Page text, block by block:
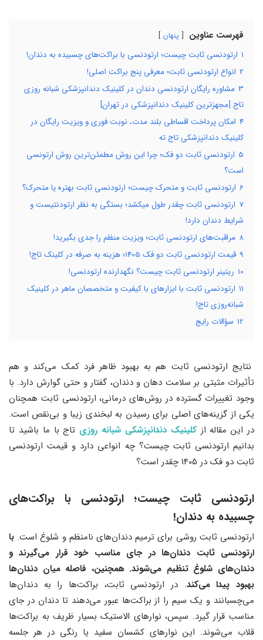
فهرست عناوین پنهان
1 ارتودنسی ثابت چیست؛ ارتودنسی با براکت‌های چسبیده به دندان!
2 انواع ارتودنسی ثابت؛ معرفی پنج براکت اصلی!
3 مشاوره رایگان ارتودنسی دندان در کلینیک دندانپزشکی شبانه روزی
تاج [مجهزترین کلینیک دندانپزشکی در تهران]
4 امکان پرداخت اقساطی بلند مدت، نوبت فوری و ویزیت رایگان در
کلینیک دندانپزشکی تاج ته
5 ارتودنسی ثابت دو فک؛ چرا این روش مطمئن‌ترین روش ارتونسی
است؟
6 ارتودنسی ثابت و متحرک چیست؛ ارتودنسی ثابت بهتره یا متحرک؟
7 ارتودنسی ثابت چقدر طول میکشد؛ بستگی به نظر ارتودنتیست و
شرایط دندان دارد!
8 مراقبت‌های ارتودنسی ثابت؛ ویزیت منظم را جدی بگیرید!
9 قیمت ارتودنسی ثابت دو فک 1405؛ هزینه به صرفه در کلینک تاج!
10 ریتینر ارتودنسی ثابت چیست؟ نگهدارنده ارتودنسی!
11 ارتودنسی ثابت با ابزارهای با کیفیت و متخصصان ماهر در کلینیک
شبانه‌روزی تاج!
12 سؤالات رایج
نتایج ارتودنسی ثابت هم به بهبود ظاهر فرد کمک می‌کند و هم
تأثیرات مثبتی بر سلامت دهان و دندان، گفتار و حتی گوارش دارد. با
وجود تغییرات گسترده در روش‌های درمانی، ارتودنسی ثابت همچنان
یکی از گزینه‌های اصلی برای رسیدن به لبخندی زیبا و بی‌نقص است.
در این مقاله ازکلینیک دندانپزشکی شبانه روزی تاج با ما باشید تا
بدانیم ارتودنسی ثابت چیست؟ چه انواعی دارد و قیمت ارتودنسی
ثابت دو فک در 1405 چقدر است؟
ارتودنسی ثابت چیست؛ ارتودنسی با براکت‌های
چسبیده به دندان!
ارتودنسی ثابت روشی برای ترمیم دندان‌های نامنظم و شلوغ است. با
ارتودنسی ثابت دندان‌ها در جای مناسب خود قرار می‌گیرند و
دندان‌های شلوغ تنظیم می‌شوند. همچنین، فاصله میان دندان‌ها
بهبود پیدا می‌کند. در ارتودنسی ثابت، براکت‌ها را به دندان‌ها
می‌چسبانند و یک سیم را از براکت‌ها عبور می‌دهند تا دندان در جای
مناسب قرار گیرد. سپس، نوارهای الاستیک بسیار ظریف به براکت‌ها
قلاب می‌شوند. این نوارهای کشسان سفید یا رنگی در هر جلسه